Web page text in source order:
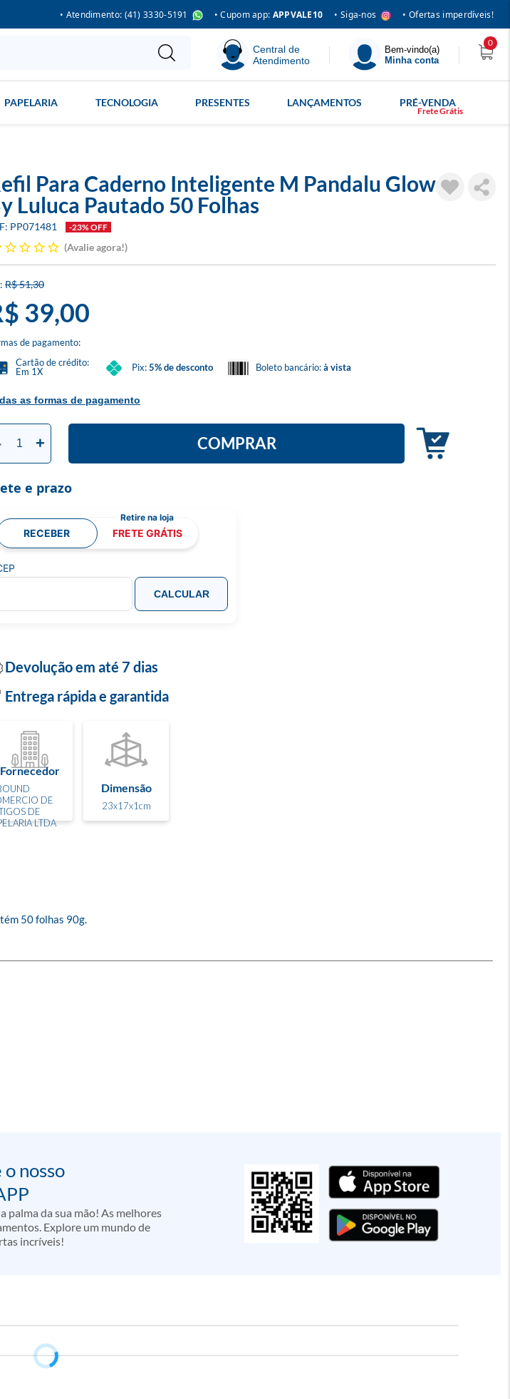
• Atendimento: (41) 3330-5191 • Cupom app: APPVALE10 • Siga-nos • Ofertas imperdíveis!
Central de
Atendimento
Bem-vindo(a)
Minha conta
0
PAPELARIA TECNOLOGIA PRESENTES LANÇAMENTOS PRÉ-VENDA
Para Caderno Inteligente M Pandalu Glow
Luluca Pautado 50 Folhas
PP071481 -23% OFF
Avalie agora!
R$ 51,30
39,00
de pagamento:
as formas de pagamento
Cartão de crédito:
Em 1X
Pix:5% de desconto Boleto bancário:à vista
+ COMPRAR
e prazo
RECEBER FRETE GRÁTIS
CALCULAR
Devolução em até 7 dias
Entrega rápida e garantida
Fornecedor
DE
DE
LTDA
Dimensão
23x17x1cm
50 folhas 90g.
o nosso
palma da sua mão! As melhores
Explore um mundo de
incríveis!